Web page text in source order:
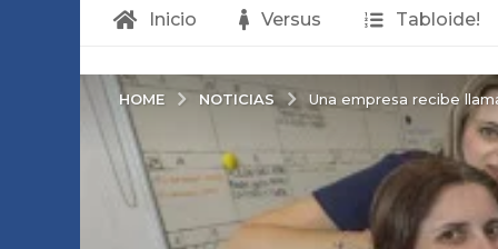
Inicio Versus Tabloide!
HOME NOTICIAS Una empresa recibe